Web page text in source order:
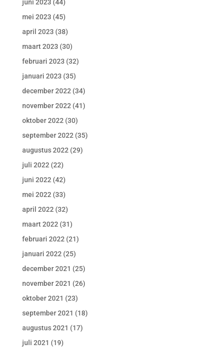
juni 2023 (44)
mei 2023 (45)
april 2023 (38)
maart 2023 (30)
februari 2023 (32)
januari 2023 (35)
december 2022 (34)
november 2022 (41)
oktober 2022 (30)
september 2022 (35)
augustus 2022 (29)
juli 2022 (22)
juni 2022 (42)
mei 2022 (33)
april 2022 (32)
maart 2022 (31)
februari 2022 (21)
januari 2022 (25)
december 2021 (25)
november 2021 (26)
oktober 2021 (23)
september 2021 (18)
augustus 2021 (17)
juli 2021 (19)